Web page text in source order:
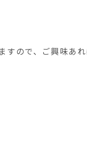
ので、ご興味あれ